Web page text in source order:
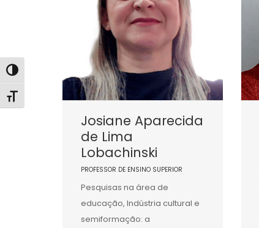
Alternar alto contraste
Alternar tamanho da fonte
Josiane Aparecida
de Lima
Lobachinski
PROFESSOR DE ENSINO SUPERIOR
Pesquisas na área de
educação, Indústria cultural e
semiformação: a